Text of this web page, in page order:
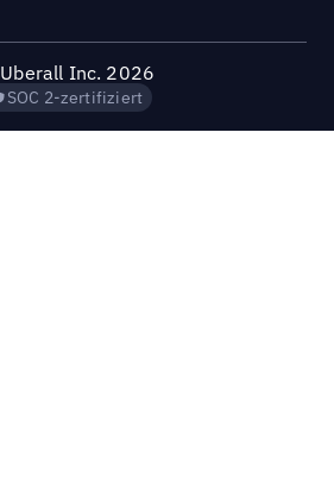
Uberall Inc. 2026
SOC 2-zertifiziert